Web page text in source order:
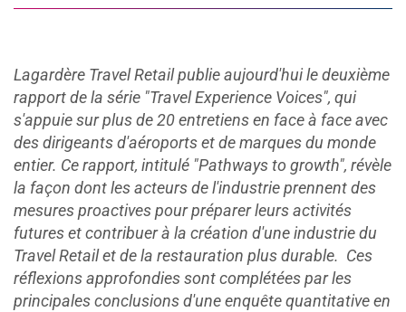
Lagardère Travel Retail publie aujourd'hui le deuxième
rapport de la série "Travel Experience Voices", qui
s'appuie sur plus de 20 entretiens en face à face avec
des dirigeants d'aéroports et de marques du monde
entier. Ce rapport, intitulé "Pathways to growth", révèle
la façon dont les acteurs de l'industrie prennent des
mesures proactives pour préparer leurs activités
futures et contribuer à la création d'une industrie du
Travel Retail et de la restauration plus durable. Ces
réflexions approfondies sont complétées par les
principales conclusions d'une enquête quantitative en